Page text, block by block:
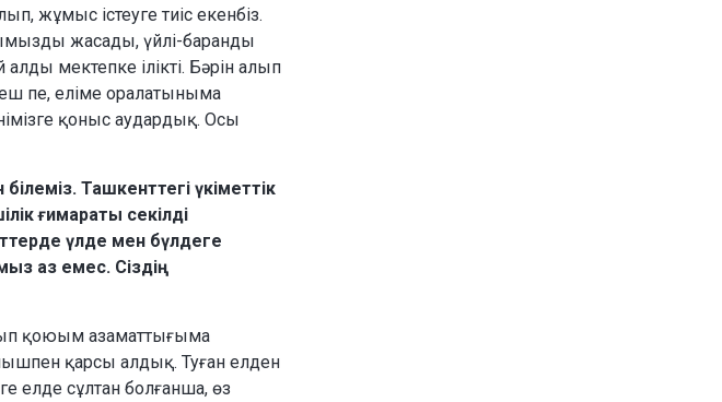
жұмыс істеуге тиіс екенбіз.
жасады, үйлі-баранды
мектепке ілікті. Бәрін алып
пе, еліме оралатыныма
қоныс аудардық. Осы
Ташкенттегі үкіметтік
ғимараты секілді
үлде мен бүлдеге
аз емес. Сіздің
қоюым азаматтығыма
қарсы алдық. Туған елден
елде сұлтан болғанша, өз